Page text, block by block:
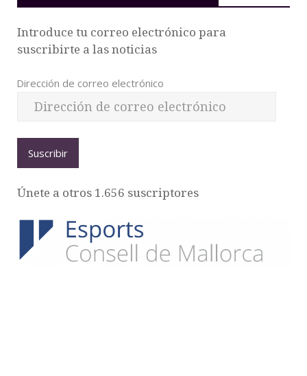
Introduce tu correo electrónico para
suscribirte a las noticias
Dirección de correo electrónico
Suscribir
Únete a otros 1.656 suscriptores